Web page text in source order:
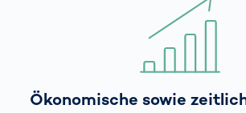
Ökonomische sowie